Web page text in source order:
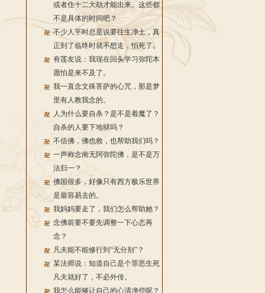
或者住十二大劫才能出来。这些都
不是具体的时间吧？
不少人平时总是说要往生净土，真
正到了临终时就不想走，怕死了。
有莲友说：我现在回头学习弥陀本
愿怕是来不及了。
我一直念文殊菩萨的心咒，那是梦
里有人教我念的。
人为什么要自杀？是不是着魔了？
自杀的人要下地狱吗？
不信佛，佛也救，也帮助我们吗？
一声称念南无阿弥陀佛，是不是万
法归一？
佛国很多，好像只有西方极乐世界
是最容易去的。
我妈妈要走了，我们怎么帮助她？
念佛前要不要先调整一下心态再
念？
凡夫能不能修行到“无分别”？
某法师说：知道自己是个罪恶生死
凡夫就好了，不必外传。
我怎么能够让自己的心清净些呢？